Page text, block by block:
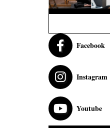
Facebook
Instagram
Youtube